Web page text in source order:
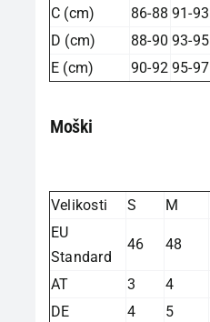
C (cm)
86-88 91-93
D (cm)
88-90 93-95
E (cm)
90-92 95-97
Moški
Velikosti S M
EU
Standard
46 48
AT 3 4
DE
4 5